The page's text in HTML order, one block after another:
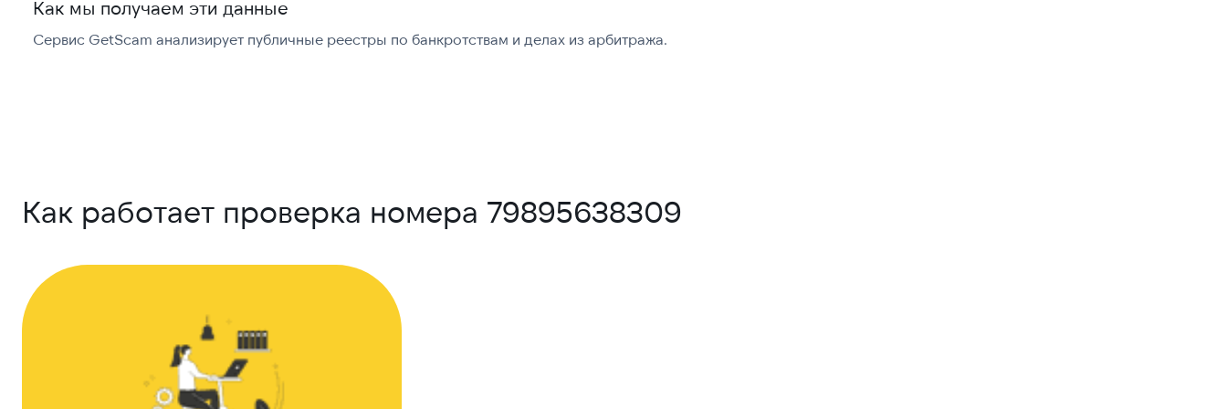
Как мы получаем эти данные
Сервис GetScam анализирует публичные реестры по банкротствам и делах из арбитража.
Как работает проверка номера 79895638309